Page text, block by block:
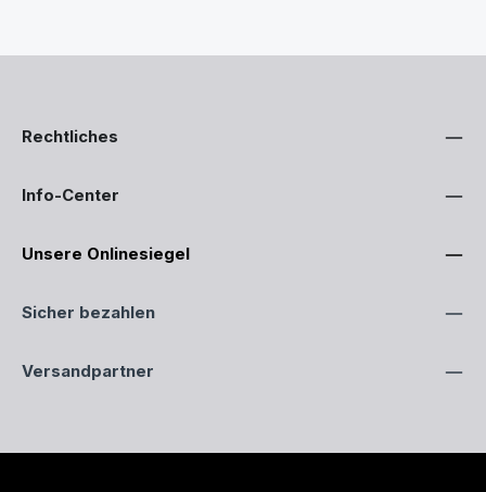
Rechtliches
Info-Center
Unsere Onlinesiegel
Sicher bezahlen
Versandpartner